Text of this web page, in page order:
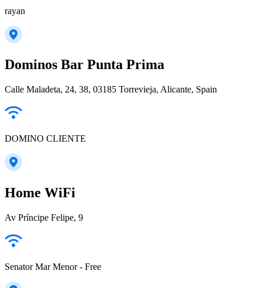
rayan
Dominos Bar Punta Prima
Calle Maladeta, 24, 38, 03185 Torrevieja, Alicante, Spain
DOMINO CLIENTE
Home WiFi
Av Príncipe Felipe, 9
Senator Mar Menor - Free